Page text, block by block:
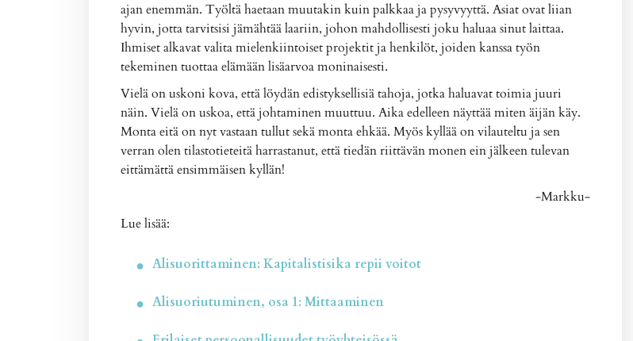
ajan enemmän. Työltä haetaan muutakin kuin palkkaa ja pysyvyyttä. Asiat ovat liian
hyvin, jotta tarvitsisi jämähtää laariin, johon mahdollisesti joku haluaa sinut laittaa.
Ihmiset alkavat valita mielenkiintoiset projektit ja henkilöt, joiden kanssa työn
tekeminen tuottaa elämään lisäarvoa moninaisesti.
Vielä on uskoni kova, että löydän edistyksellisiä tahoja, jotka haluavat toimia juuri
näin. Vielä on uskoa, että johtaminen muuttuu. Aika edelleen näyttää miten äijän käy.
Monta eitä on nyt vastaan tullut sekä monta ehkää. Myös kyllää on vilauteltu ja sen
verran olen tilastotieteitä harrastanut, että tiedän riittävän monen ein jälkeen tulevan
eittämättä ensimmäisen kyllän!
-Markku-
Lue lisää:
Alisuorittaminen: Kapitalistisika repii voitot
Alisuoriutuminen, osa 1: Mittaaminen